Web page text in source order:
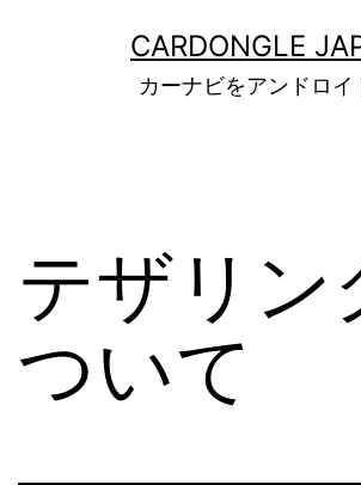
CARDONGLE
カーナビをアンドロイ
テザリン
ついて